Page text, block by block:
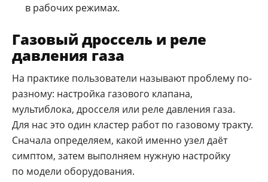
в рабочих режимах.
Газовый дроссель и реле
давления газа
На практике пользователи называют проблему по-
разному: настройка газового клапана,
мультиблока, дросселя или реле давления газа.
Для нас это один кластер работ по газовому тракту.
Сначала определяем, какой именно узел даёт
симптом, затем выполняем нужную настройку
по модели оборудования.